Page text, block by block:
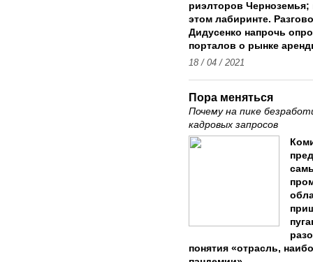
риэлторов
этом лабиринте.
Дидусенко напрочь
порталов о рынке
18 / 04 / 2021
Пора меняться
Почему на пике
кадровых запросов
понятия «отрасль,